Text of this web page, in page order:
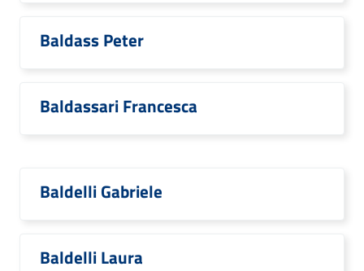
Baldass Peter
Baldassari Francesca
Baldelli Gabriele
Baldelli Laura